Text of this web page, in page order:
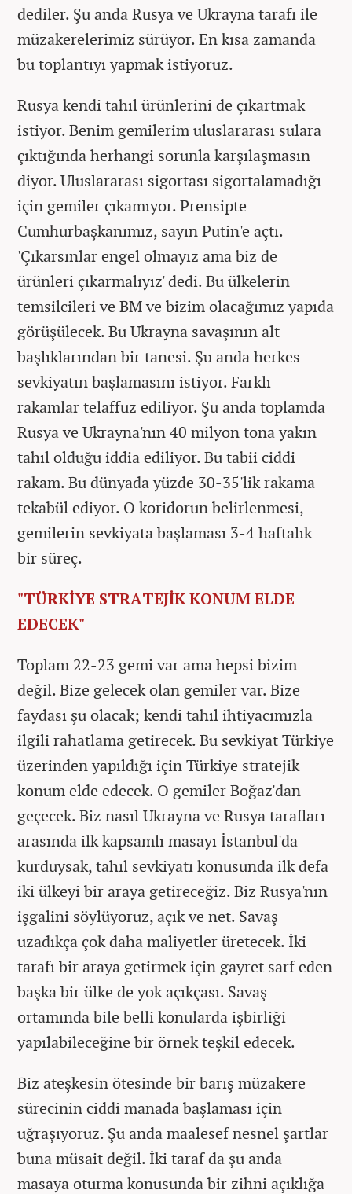
dediler. Şu anda Rusya ve Ukrayna tarafı ile
müzakerelerimiz sürüyor. En kısa zamanda
bu toplantıyı yapmak istiyoruz.
Rusya kendi tahıl ürünlerini de çıkartmak
istiyor. Benim gemilerim uluslararası sulara
çıktığında herhangi sorunla karşılaşmasın
diyor. Uluslararası sigortası sigortalamadığı
için gemiler çıkamıyor. Prensipte
Cumhurbaşkanımız, sayın Putin'e açtı.
'Çıkarsınlar engel olmayız ama biz de
ürünleri çıkarmalıyız' dedi. Bu ülkelerin
temsilcileri ve BM ve bizim olacağımız yapıda
görüşülecek. Bu Ukrayna savaşının alt
başlıklarından bir tanesi. Şu anda herkes
sevkiyatın başlamasını istiyor. Farklı
rakamlar telaffuz ediliyor. Şu anda toplamda
Rusya ve Ukrayna'nın 40 milyon tona yakın
tahıl olduğu iddia ediliyor. Bu tabii ciddi
rakam. Bu dünyada yüzde 30-35'lik rakama
tekabül ediyor. O koridorun belirlenmesi,
gemilerin sevkiyata başlaması 3-4 haftalık
bir süreç.
"TÜRKİYE STRATEJİK KONUM ELDE
EDECEK"
Toplam 22-23 gemi var ama hepsi bizim
değil. Bize gelecek olan gemiler var. Bize
faydası şu olacak; kendi tahıl ihtiyacımızla
ilgili rahatlama getirecek. Bu sevkiyat Türkiye
üzerinden yapıldığı için Türkiye stratejik
konum elde edecek. O gemiler Boğaz'dan
geçecek. Biz nasıl Ukrayna ve Rusya tarafları
arasında ilk kapsamlı masayı İstanbul'da
kurduysak, tahıl sevkiyatı konusunda ilk defa
iki ülkeyi bir araya getireceğiz. Biz Rusya'nın
işgalini söylüyoruz, açık ve net. Savaş
uzadıkça çok daha maliyetler üretecek. İki
tarafı bir araya getirmek için gayret sarf eden
başka bir ülke de yok açıkçası. Savaş
ortamında bile belli konularda işbirliği
yapılabileceğine bir örnek teşkil edecek.
Biz ateşkesin ötesinde bir barış müzakere
sürecinin ciddi manada başlaması için
uğraşıyoruz. Şu anda maalesef nesnel şartlar
buna müsait değil. İki taraf da şu anda
masaya oturma konusunda bir zihni açıklığa